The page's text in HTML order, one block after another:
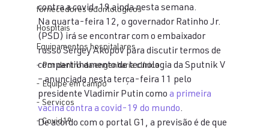
fornecedores odontologicos
Hospitais
Equipamentos hospitalares
- Por dentro da engenharia clínica
- Equipe em campo
- Serviços
- Covid19
contra a covid-19 ainda nesta semana.
Na quarta-feira 12, o governador Ratinho Jr.
(PSD) irá se encontrar com o embaixador
russo Sergey Akopov para discutir termos de
compartilhamento de tecnologia da Sputnik V
– anunciada nesta terça-feira 11 pelo
presidente Vladimir Putin como a primeira
vacina contra a covid-19 do mundo.
De acordo com o portal G1, a previsão é de que